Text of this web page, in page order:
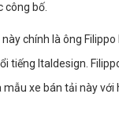
bố.
chính là ông
tiếng Italdesign.
xe bán tải này với